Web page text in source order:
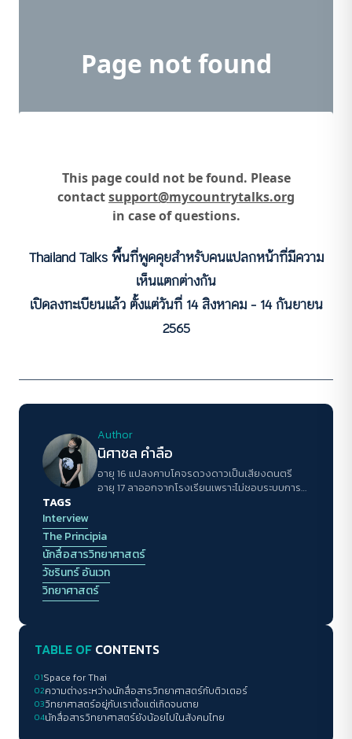
Thailand Talks พื้นที่พูดคุยสำหรับคนแปลกหน้าที่มีความ
เห็นแตกต่างกัน
เปิดลงทะเบียนแล้ว ตั้งแต่วันที่ 14 สิงหาคม – 14 กันยายน
2565
Author
นิศาชล คำลือ
อายุ 16 แปลงคาบโคจรดวงดาวเป็นเสียงดนตรี
อายุ 17 ลาออกจากโรงเรียนเพราะไม่ชอบระบบการ
ในอวกาศ เพราะอวกาศแสดงถึงความเป็นหนึ่งเดียว
ของทุกสิ่งและทุกศาสตร์ แม้มนุษย์จะอีโก้ใหญ่คับ
จักรวาลเพียงใด พวกเราต่างก็เป็นเพียงเศษเสี้ยว
ของจุดเล็ก ๆ ในจักรวาลที่วันนึงไฟแห่งชีวิตก็จะ
มอดดับไปตามกาลเวลากันทุกคน
TAGS
Interview
The Principia
นักสื่อสารวิทยาศาสตร์
วัชรินทร์ อันเวท
วิทยาศาสตร์
TABLE OF CONTENTS
01Space for Thai
02ความต่างระหว่างนักสื่อสารวิทยาศาสตร์กับติวเตอร์
03วิทยาศาสตร์อยู่กับเราตั้งแต่เกิดจนตาย
04นักสื่อสารวิทยาศาสตร์ยังน้อยไปในสังคมไทย